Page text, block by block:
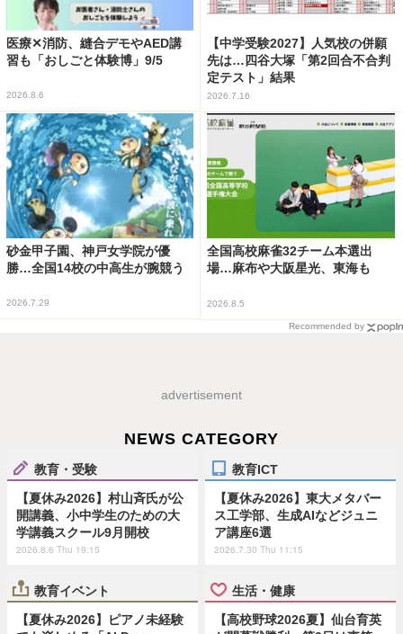
医療✕消防、縫合デモやAED講
習も「おしごと体験博」9/5
2026.8.6
【中学受験2027】人気校の併願
先は…四谷大塚「第2回合不合判
定テスト」結果
2026.7.16
砂金甲子園、神戸女学院が優
勝…全国14校の中高生が腕競う
2026.7.29
全国高校麻雀32チーム本選出
場…麻布や大阪星光、東海も
2026.8.5
Recommended by
advertisement
NEWS CATEGORY
教育・受験
【夏休み2026】村山斉氏が公
開講義、小中学生のための大
学講義スクール9月開校
2026.8.6 Thu 19:15
教育ICT
【夏休み2026】東大メタバー
ス工学部、生成AIなどジュニ
ア講座6選
2026.7.30 Thu 11:15
教育イベント
【夏休み2026】ピアノ未経験
生活・健康
【高校野球2026夏】仙台育英